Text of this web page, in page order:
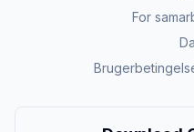
For